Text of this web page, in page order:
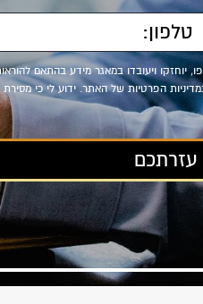
יוחזקו ויעובדו במאגר מידע בהתאם
13), ולמטרות המפורטות במדיניות הפרטיות של האתר. ידוע לי